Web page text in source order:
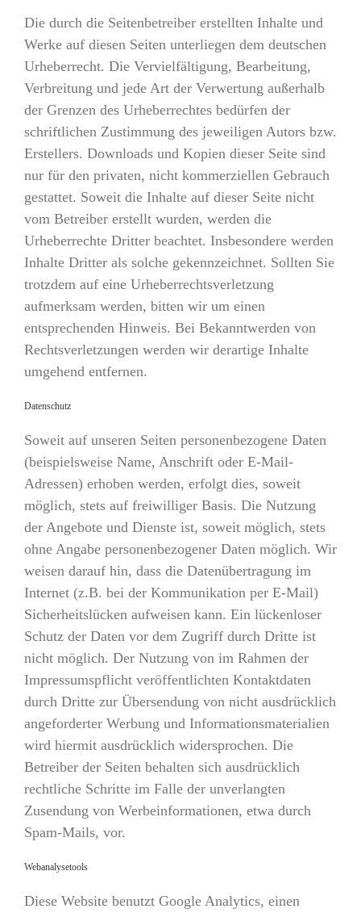
Die durch die Seitenbetreiber erstellten Inhalte und
Werke auf diesen Seiten unterliegen dem deutschen
Urheberrecht. Die Vervielfältigung, Bearbeitung,
Verbreitung und jede Art der Verwertung außerhalb
der Grenzen des Urheberrechtes bedürfen der
schriftlichen Zustimmung des jeweiligen Autors bzw.
Erstellers. Downloads und Kopien dieser Seite sind
nur für den privaten, nicht kommerziellen Gebrauch
gestattet. Soweit die Inhalte auf dieser Seite nicht
vom Betreiber erstellt wurden, werden die
Urheberrechte Dritter beachtet. Insbesondere werden
Inhalte Dritter als solche gekennzeichnet. Sollten Sie
trotzdem auf eine Urheberrechtsverletzung
aufmerksam werden, bitten wir um einen
entsprechenden Hinweis. Bei Bekanntwerden von
Rechtsverletzungen werden wir derartige Inhalte
umgehend entfernen.
Datenschutz
Soweit auf unseren Seiten personenbezogene Daten
(beispielsweise Name, Anschrift oder E-Mail-
Adressen) erhoben werden, erfolgt dies, soweit
möglich, stets auf freiwilliger Basis. Die Nutzung
der Angebote und Dienste ist, soweit möglich, stets
ohne Angabe personenbezogener Daten möglich. Wir
weisen darauf hin, dass die Datenübertragung im
Internet (z.B. bei der Kommunikation per E-Mail)
Sicherheitslücken aufweisen kann. Ein lückenloser
Schutz der Daten vor dem Zugriff durch Dritte ist
nicht möglich. Der Nutzung von im Rahmen der
Impressumspflicht veröffentlichten Kontaktdaten
durch Dritte zur Übersendung von nicht ausdrücklich
angeforderter Werbung und Informationsmaterialien
wird hiermit ausdrücklich widersprochen. Die
Betreiber der Seiten behalten sich ausdrücklich
rechtliche Schritte im Falle der unverlangten
Zusendung von Werbeinformationen, etwa durch
Spam-Mails, vor.
Webanalysetools
Diese Website benutzt Google Analytics, einen